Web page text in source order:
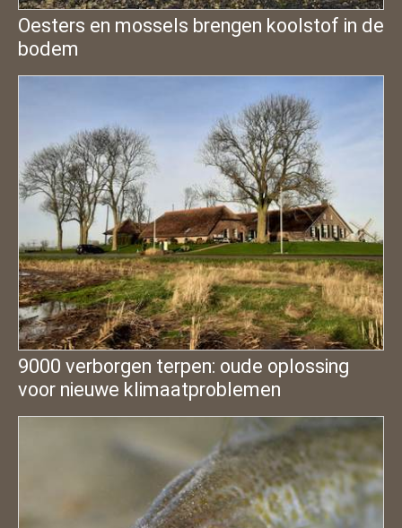
Oesters en mossels brengen koolstof in de
bodem
9000 verborgen terpen: oude oplossing
voor nieuwe klimaatproblemen